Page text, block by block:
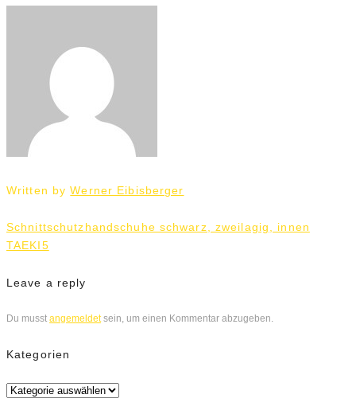
Written byWerner Eibisberger
Beitrags-
Navigation
Schnittschutzhandschuhe schwarz, zweilagig, innen
TAEKI5
Leave a reply
Du musst angemeldetsein, um einen Kommentar abzugeben.
Kategorien
Kategorien